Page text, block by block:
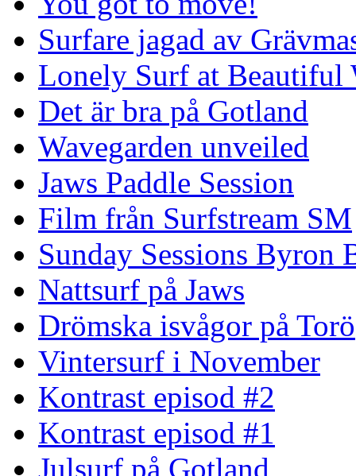
Surfare jagad av
Lonely Surf at Beautiful
Det är bra på Gotland
Wavegarden unveiled
Jaws Paddle Session
Film från Surfstream SM
Sunday Sessions Byron
Nattsurf på Jaws
Drömska isvågor på Torö
Vintersurf i November
Kontrast episod #2
Kontrast episod #1
Julsurf på Gotland